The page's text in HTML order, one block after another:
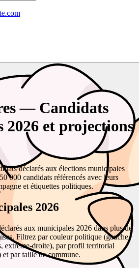
— Candidats
2026 et projections
déclarés aux élections municipales
000 candidats référencés avec leurs
et étiquettes politiques.
2026
aux municipales 2026 dans plus de
Filtrez par couleur politique (gauche,
extrême-droite), par profil territorial
par taille de commune.